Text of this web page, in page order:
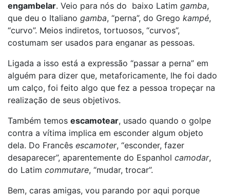
engambelar. Veio para nós do baixo Latim gamba,
que deu o Italiano gamba, “perna”, do Grego kampé,
“curvo”. Meios indiretos, tortuosos, “curvos”,
costumam ser usados para enganar as pessoas.
Ligada a isso está a expressão “passar a perna” em
alguém para dizer que, metaforicamente, lhe foi dado
um calço, foi feito algo que fez a pessoa tropeçar na
realização de seus objetivos.
Também temos escamotear, usado quando o golpe
contra a vítima implica em esconder algum objeto
dela. Do Francês escamoter, “esconder, fazer
desaparecer”, aparentemente do Espanhol camodar,
do Latim commutare, “mudar, trocar”.
Bem, caras amigas, vou parando por aqui porque